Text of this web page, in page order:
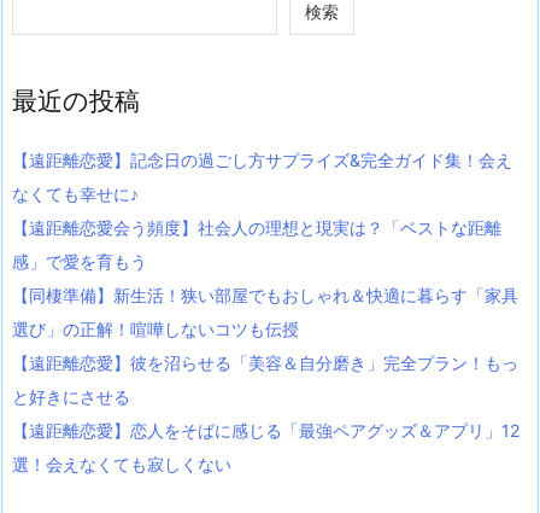
検索
最近の投稿
【遠距離恋愛】記念日の過ごし方サプライズ&完全ガイド集！会え
なくても幸せに♪
【遠距離恋愛会う頻度】社会人の理想と現実は？「ベストな距離
感」で愛を育もう
【同棲準備】新生活！狭い部屋でもおしゃれ＆快適に暮らす「家具
選び」の正解！喧嘩しないコツも伝授
【遠距離恋愛】彼を沼らせる「美容＆自分磨き」完全プラン！もっ
と好きにさせる
【遠距離恋愛】恋人をそばに感じる「最強ペアグッズ＆アプリ」12
選！会えなくても寂しくない